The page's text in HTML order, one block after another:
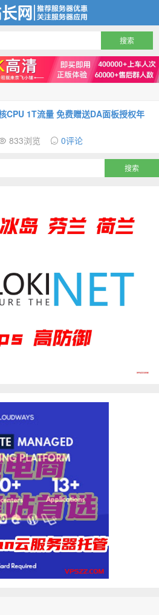
CPU 1T流量 免费赠送DA面板授权年
833浏览 0评论